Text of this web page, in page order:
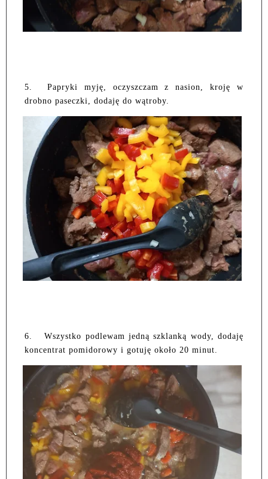
5.
Papryki myję, oczyszczam z nasion, kroję w
drobno paseczki, dodaję do wątroby.
6.
Wszystko podlewam jedną szklanką wody, dodaję
koncentrat pomidorowy i gotuję około 20 minut.